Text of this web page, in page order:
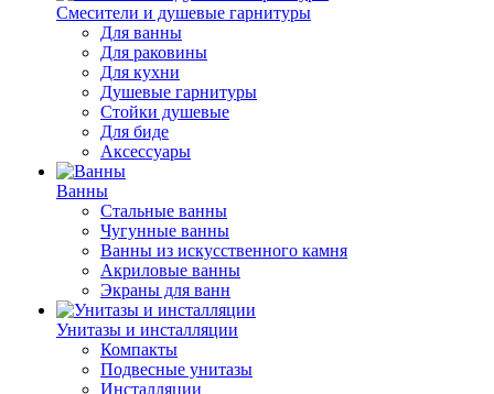
Смесители и душевые гарнитуры
Для ванны
Для раковины
Для кухни
Душевые гарнитуры
Стойки душевые
Для биде
Аксессуары
Ванны
Стальные ванны
Чугунные ванны
Ванны из искусственного камня
Акриловые ванны
Экраны для ванн
Унитазы и инсталляции
Компакты
Подвесные унитазы
Инсталляции